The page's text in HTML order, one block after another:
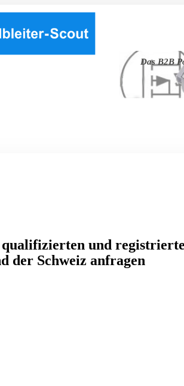
Das B2B
und
der Schweiz anfragen